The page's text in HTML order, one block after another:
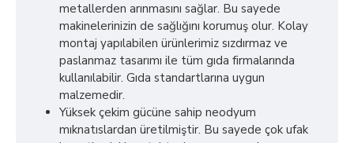
metallerden arınmasını sağlar. Bu sayede
makinelerinizin de sağlığını korumuş olur. Kolay
montaj yapılabilen ürünlerimiz sızdırmaz ve
paslanmaz tasarımı ile tüm gıda firmalarında
kullanılabilir. Gıda standartlarına uygun
malzemedir.
Yüksek çekim gücüne sahip neodyum
mıknatıslardan üretilmiştir. Bu sayede çok ufak